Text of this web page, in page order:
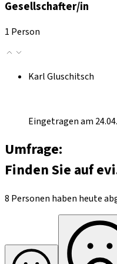
Gesellschafter/in
1 Person
Karl Gluschitsch
Eingetragen am
Umfrage:
Finden Sie auf
8 Personen haben heute